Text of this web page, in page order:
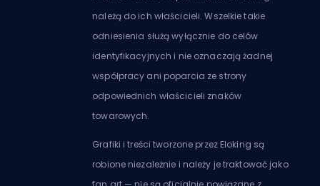
należą do ich właścicieli. Wszelkie takie
odniesienia służą wyłącznie do celów
identyfikacyjnych i nie oznaczają żadnej
współpracy ani poparcia ze strony
odpowiednich właścicieli znaków
towarowych.
Grafiki i treści tworzone przez Eloking są
robione niezależnie i należy je traktować jako